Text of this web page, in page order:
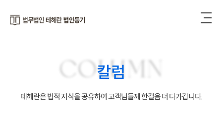
COLUMN
칼럼
테헤란은 법적 지식을 공유하여 고객님들께 한걸음 더 다가갑니다.